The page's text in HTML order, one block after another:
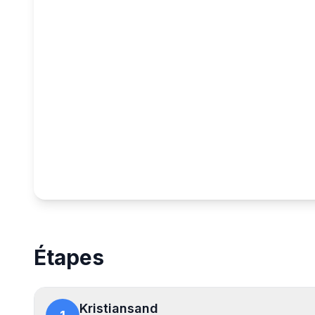
Étapes
Kristiansand